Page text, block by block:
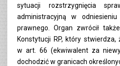
sytuacji rozstrzygnięcia
administracyjną w
prawnego. Organ zwrócił
Konstytucji RP, który stwierdza,
w art. 66 (ekwiwalent za
dochodzić w granicach